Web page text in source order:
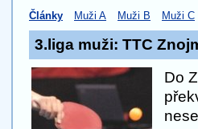
Články Muži A Muži B Muži C
3.liga muži: TTC
Do